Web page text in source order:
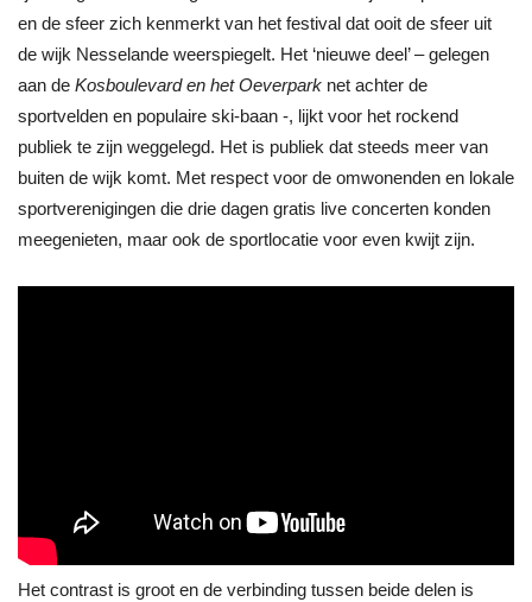
en de sfeer zich kenmerkt van het festival dat ooit de sfeer uit
de wijk Nesselande weerspiegelt. Het ‘nieuwe deel’ – gelegen
aan de Kosboulevard en het Oeverpark net achter de
sportvelden en populaire ski-baan -, lijkt voor het rockend
publiek te zijn weggelegd. Het is publiek dat steeds meer van
buiten de wijk komt. Met respect voor de omwonenden en lokale
sportverenigingen die drie dagen gratis live concerten konden
meegenieten, maar ook de sportlocatie voor even kwijt zijn.
Het contrast is groot en de verbinding tussen beide delen is